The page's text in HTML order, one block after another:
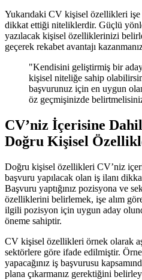
Yukarıdaki CV kişisel özellikleri
dikkat ettiği niteliklerdir. Güçlü
yazılacak kişisel özelliklerinizi
geçerek rekabet avantajı
"Kendisini geliştirmiş bir
kişisel niteliğe sahip
başvurunuz için en uygun
öz geçmişinizde
CV’niz İçerisine
Doğru Kişisel
Doğru kişisel özellikleri CV’niz
başvuru yapılacak olan iş ilanı
Başvuru yaptığınız pozisyona ve
özelliklerini belirlemek, işe alım
ilgili pozisyon için uygun aday
öneme sahiptir.
CV kişisel özellikleri örnek olarak
sektörlere göre ifade edilmiştir.
yapacağınız iş başvurusu
plana çıkarmanız gerektiğini